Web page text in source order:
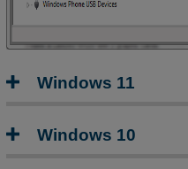
化
お
び
Dell
Windows 11
Windows 10